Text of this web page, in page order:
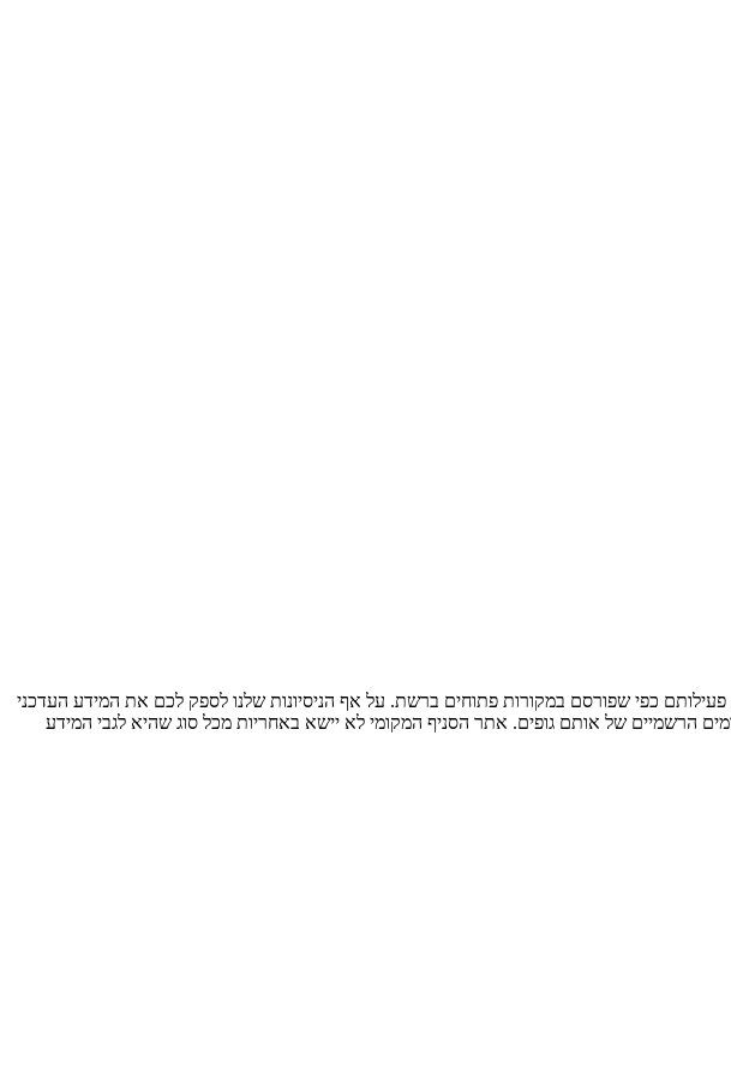
כפי שפורסם במקורות פתוחים ברשת. על אף הניסיונות שלנו לספק לכם את המידע העדכני
הרשמיים של אותם גופים. אתר הסניף המקומי לא יישא באחריות מכל סוג שהיא לגבי המידע